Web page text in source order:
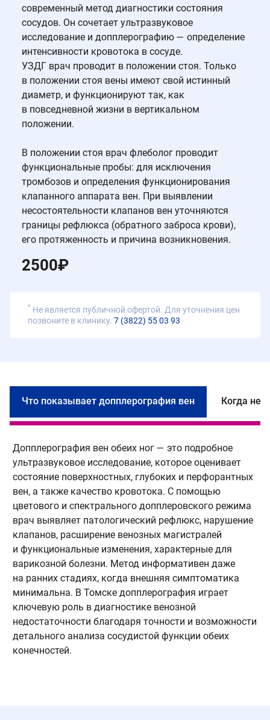
современный метод диагностики состояния
сосудов. Он сочетает ультразвуковое
исследование и допплерографию — определение
интенсивности кровотока в сосуде.
УЗДГ врач проводит в положении стоя. Только
в положении стоя вены имеют свой истинный
диаметр, и функционируют так, как
в повседневной жизни в вертикальном
положении.
В положении стоя врач флеболог проводит
функциональные пробы: для исключения
тромбозов и определения функционирования
клапанного аппарата вен. При выявлении
несостоятельности клапанов вен уточняются
границы рефлюкса (обратного заброса крови),
его протяженность и причина возникновения.
2500₽
* Не является публичной офертой. Для уточнения цен
позвоните в клинику. 7 (3822) 55 03 93
Что показывает допплерография вен Когда
Допплерография вен обеих ног — это подробное
ультразвуковое исследование, которое оценивает
состояние поверхностных, глубоких и перфорантных
вен, а также качество кровотока. С помощью
цветового и спектрального допплеровского режима
врач выявляет патологический рефлюкс, нарушение
клапанов, расширение венозных магистралей
и функциональные изменения, характерные для
варикозной болезни. Метод информативен даже
на ранних стадиях, когда внешняя симптоматика
минимальна. В Томске допплерография играет
ключевую роль в диагностике венозной
недостаточности благодаря точности и возможности
детального анализа сосудистой функции обеих
конечностей.